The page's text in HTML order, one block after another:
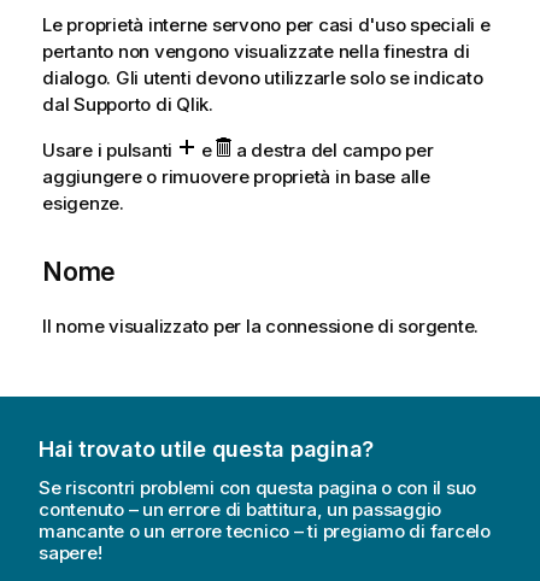
Le proprietà interne servono per casi d'uso speciali e
pertanto non vengono visualizzate nella finestra di
dialogo. Gli utenti devono utilizzarle solo se indicato
dal Supporto di Qlik.
Usare i pulsanti
e
a destra del campo per
aggiungere o rimuovere proprietà in base alle
esigenze.
Nome
Il nome visualizzato per la connessione di sorgente.
Hai trovato utile questa pagina?
Se riscontri problemi con questa pagina o con il suo
contenuto – un errore di battitura, un passaggio
mancante o un errore tecnico – ti pregiamo di farcelo
sapere!